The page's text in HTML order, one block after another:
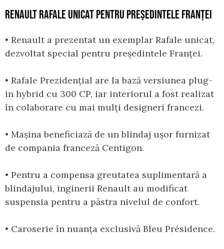
RENAULT RAFALE UNICAT PENTRU PREȘEDINTELE FRANȚEI
• Renault a prezentat un exemplar Rafale unicat,
dezvoltat special pentru președintele Franței.
• Rafale Prezidențial are la bază versiunea plug-
in hybrid cu 300 CP, iar interiorul a fost realizat
în colaborare cu mai mulți designeri francezi.
• Mașina beneficiază de un blindaj ușor furnizat
de compania franceză Centigon.
• Pentru a compensa greutatea suplimentară a
blindajului, inginerii Renault au modificat
suspensia pentru a păstra nivelul de confort.
• Caroserie în nuanța exclusivă Bleu Présidence.